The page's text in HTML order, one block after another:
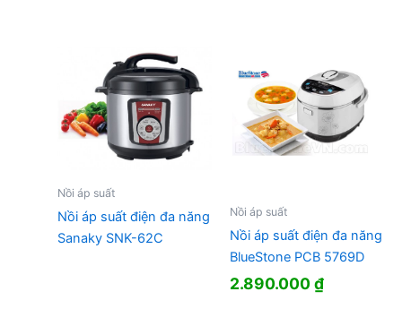
943.000 ₫.
Nồi áp suất
Nồi áp suất điện đa năng
Sanaky SNK-62C
Nồi áp suất
Nồi áp suất điện đa năng
BlueStone PCB 5769D
2.890.000₫